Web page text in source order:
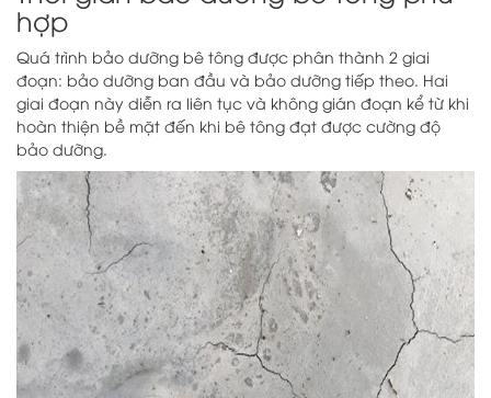
hợp
Quá trình bảo dưỡng bê tông được phân thành 2 giai
đoạn: bảo dưỡng ban đầu và bảo dưỡng tiếp theo. Hai
giai đoạn này diễn ra liên tục và không gián đoạn kể từ khi
hoàn thiện bề mặt đến khi bê tông đạt được cường độ
bảo dưỡng.